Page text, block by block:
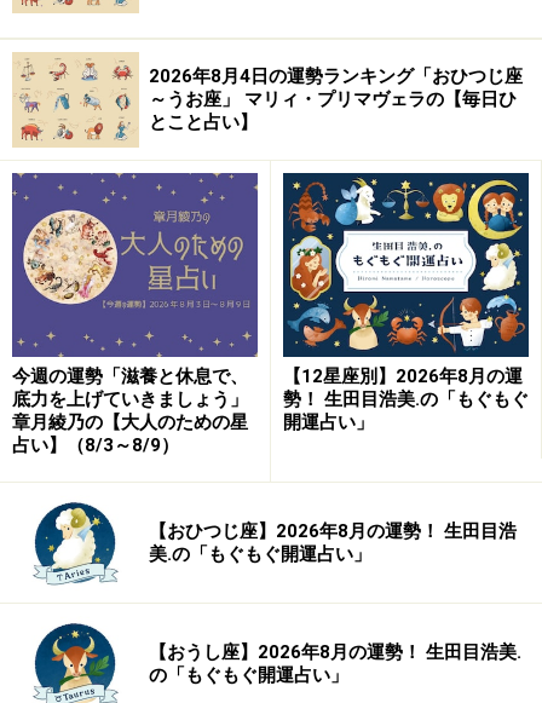
2026年8月4日の運勢ランキング「おひつじ座
～うお座」 マリィ・プリマヴェラの【毎日ひ
とこと占い】
今週の運勢「滋養と休息で、
底力を上げていきましょう」
章月綾乃の【大人のための星
占い】（8/3～8/9）
【12星座別】2026年8月の運
勢！ 生田目浩美.の「もぐもぐ
開運占い」
【おひつじ座】2026年8月の運勢！ 生田目浩
美.の「もぐもぐ開運占い」
【おうし座】2026年8月の運勢！ 生田目浩美.
の「もぐもぐ開運占い」